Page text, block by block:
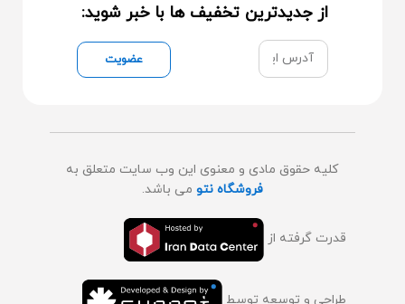
از جدیدترین تخفیف ها با خبر شوید:
عضویت
کلیه حقوق مادی و معنوی این وب سایت متعلق به
فروشگاه نتو می باشد.
قدرت گرفته از
طراحی و توسعه توسط